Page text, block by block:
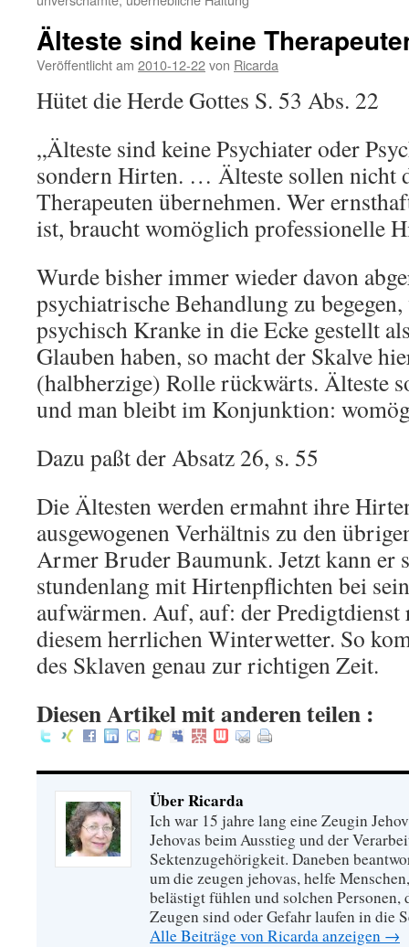
Älteste sind keine
Veröffentlicht am 2010-12-22von Ricarda
Hütet die Herde Gottes S. 53 Abs. 22
„Älteste sind keine Psychiater oder
sondern Hirten. … Älteste sollen nicht
Therapeuten übernehmen. Wer
ist, braucht womöglich professionelle
Wurde bisher immer wieder davon
psychiatrische Behandlung zu
psychisch Kranke in die Ecke gestellt
Glauben haben, so macht der Skalve
(halbherzige) Rolle rückwärts. Älteste
und man bleibt im Konjunktion:
Dazu paßt der Absatz 26, s. 55
Die Ältesten werden ermahnt ihre
ausgewogenen Verhältnis zu den
Armer Bruder Baumunk. Jetzt kann er
stundenlang mit Hirtenpflichten bei
aufwärmen. Auf, auf: der
diesem herrlichen Winterwetter. So
des Sklaven genau zur richtigen Zeit.
Diesen Artikel mit anderen teilen :
Über Ricarda
Ich war 15 jahre lang eine Zeugin
Jehovas beim Ausstieg und der
Sektenzugehörigkeit. Daneben
um die zeugen jehovas, helfe
belästigt fühlen und solchen Personen,
Zeugen sind oder Gefahr laufen in die
Alle Beiträge von Ricarda anzeigen →